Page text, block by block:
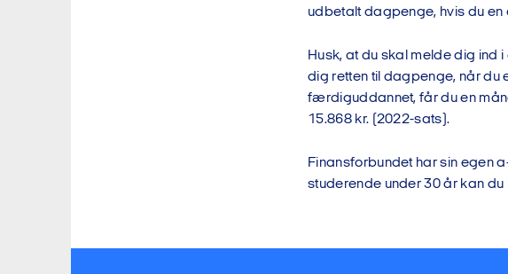
udbetalt dagpenge, hvis du
Husk, at du skal melde dig ind
dig retten til dagpenge, når du
færdiguddannet, får du en
15.868 kr. (2022-sats).
Finansforbundet har sin egen
studerende under 30 år kan